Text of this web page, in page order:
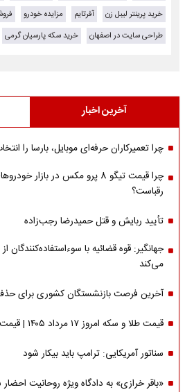
خرید پرینتر لیبل زن
آفرتایم مزایده خودرو
طراحی سایت در اصفهان
خرید سکه پارسیان گرمی
آخرین اخبار
چرا تعمیرکاران حرفه‌ای موبایل، بارسا را
چرا قیمت تیگو 8 پرو مکس در بازار
رقباست؟
تأیید ربایش و قتل حمیدرضا رجب‌زاده
جهانگیر: قوه قضائیه با سوءاستفاده‌کنندگان
می‌کند
آخرین فرصت بازنشستگان کشوری برای
قیمت طلا و سکه امروز ۱۷ مرداد ۱۴۰۵ | قیمت طلا از ۱۹ میلیون گذشت
سناتور آمریکایی: ترامپ باید بیکار شود
«باقر خرازی» به دادگاه ویژه روحانیت